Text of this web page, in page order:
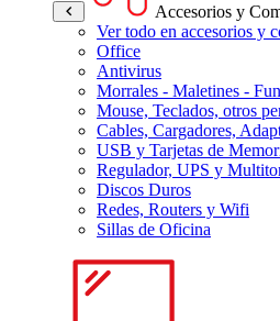
Accesorios y
Ver todo en accesorios y
Office
Antivirus
Morrales - Maletines -
Mouse, Teclados, otros
Cables, Cargadores,
USB y Tarjetas de
Regulador, UPS y
Discos Duros
Redes, Routers y Wifi
Sillas de Oficina